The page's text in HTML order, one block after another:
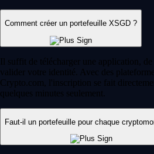
Comment créer un portefeuille XSGD ?
Il suffit de télécharger une application,
valider votre identité. Avec des
Crypto.com, l'inscription se fait
quelques minutes seulement.
Faut-il un portefeuille pour chaque